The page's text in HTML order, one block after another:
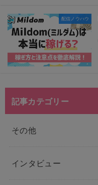
配信ノウハウ
記事カテゴリー
その他
インタビュー